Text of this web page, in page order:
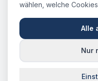
TaxiErding
München
:
Fahrtdauer
14 km · ca. 16 Min.
wählen, welche
Alle
Nur